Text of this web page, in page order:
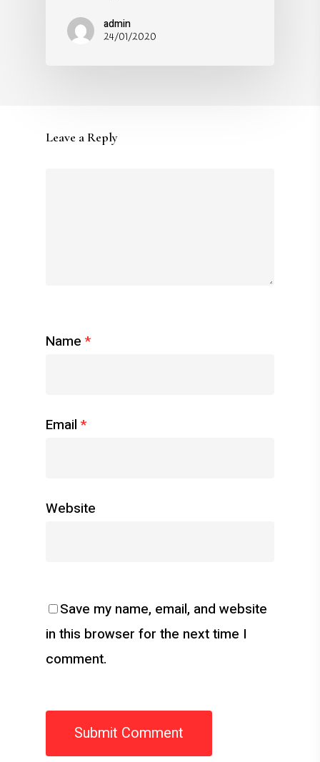
admin
24/01/2020
Leave a Reply
Name *
Email *
Website
Save my name, email, and website
in this browser for the next time I
comment.